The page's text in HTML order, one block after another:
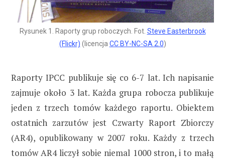
Rysunek 1. Raporty grup roboczych. Fot. Steve Easterbrook
(Flickr) (licencja CC BY-NC-SA 2.0)
Raporty IPCC publikuje się co 6-7 lat. Ich napisanie
zajmuje około 3 lat. Każda grupa robocza publikuje
jeden z trzech tomów każdego raportu. Obiektem
ostatnich zarzutów jest Czwarty Raport Zbiorczy
(AR4), opublikowany w 2007 roku. Każdy z trzech
tomów AR4 liczył sobie niemal 1000 stron, i to małą